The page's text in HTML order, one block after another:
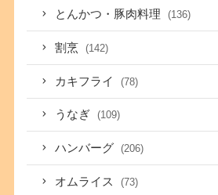
とんかつ・豚肉料理 (136)
割烹 (142)
カキフライ (78)
うなぎ (109)
ハンバーグ (206)
オムライス (73)